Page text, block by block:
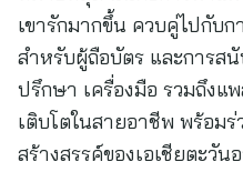
เขารักมากขึ้น ควบคู่ไปกับ
สำหรับผู้ถือบัตร และการส
ปรึกษา เครื่องมือ รวมถึงแ
เติบโตในสายอาชีพ พร้อม
สร้างสรรค์ของเอเชียตะวัน